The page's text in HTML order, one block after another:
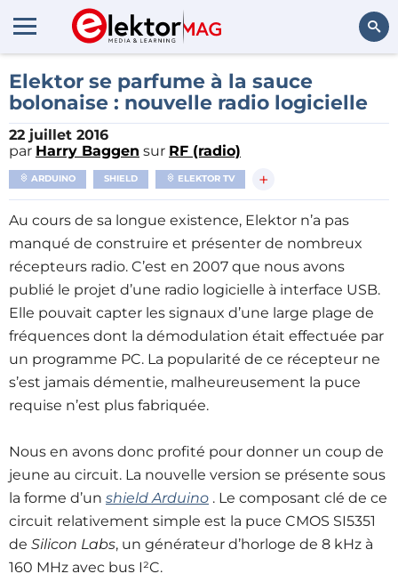
Elektor se parfume à la sauce
bolonaise : nouvelle radio logicielle
22 juillet 2016
par Harry Baggen sur RF (radio)
ARDUINO SHIELD ELEKTOR TV +
Au cours de sa longue existence, Elektor n’a pas
manqué de construire et présenter de nombreux
récepteurs radio. C’est en 2007 que nous avons
publié le projet d’une radio logicielle à interface USB.
Elle pouvait capter les signaux d’une large plage de
fréquences dont la démodulation était effectuée par
un programme PC. La popularité de ce récepteur ne
s’est jamais démentie, malheureusement la puce
requise n’est plus fabriquée.
Nous en avons donc profité pour donner un coup de
jeune au circuit. La nouvelle version se présente sous
la forme d’un shield Arduino . Le composant clé de ce
circuit relativement simple est la puce CMOS SI5351
de Silicon Labs, un générateur d’horloge de 8 kHz à
160 MHz avec bus I²C.